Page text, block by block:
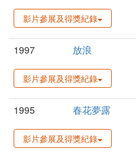
影片參展及得獎紀錄
1997 放浪
影片參展及得獎紀錄
1995 春花夢露
影片參展及得獎紀錄